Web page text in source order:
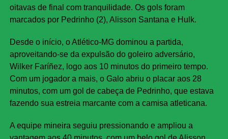
oitavas de final com tranquilidade. Os gols foram
marcados por Pedrinho (2), Alisson Santana e Hulk.
Desde o início, o Atlético-MG dominou a partida,
aproveitando-se da expulsão do goleiro adversário,
Wilker Faríñez, logo aos 10 minutos do primeiro tempo.
Com um jogador a mais, o Galo abriu o placar aos 28
minutos, com um gol de cabeça de Pedrinho, que estava
fazendo sua estreia marcante com a camisa atleticana.
A equipe mineira seguiu pressionando e ampliou a